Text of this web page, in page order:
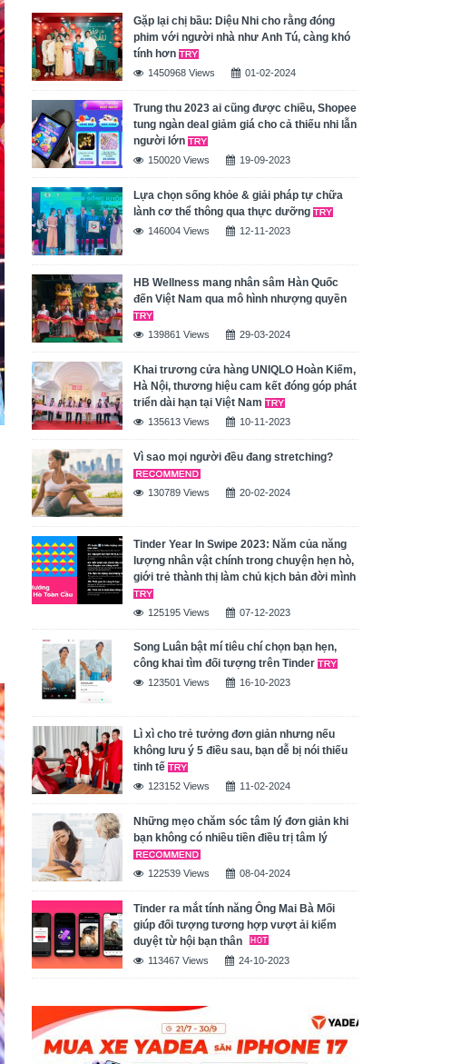
Gặp lại chị bầu: Diệu Nhi cho rằng đóng
phim với người nhà như Anh Tú, càng khó
tính hơn
1450968 Views 01-02-2024
Trung thu 2023 ai cũng được chiều, Shopee
tung ngàn deal giảm giá cho cả thiếu nhi lẫn
người lớn
150020 Views 19-09-2023
Lựa chọn sống khỏe & giải pháp tự chữa
lành cơ thể thông qua thực dưỡng
146004 Views 12-11-2023
HB Wellness mang nhân sâm Hàn Quốc
đến Việt Nam qua mô hình nhượng quyền
139861 Views 29-03-2024
Khai trương cửa hàng UNIQLO Hoàn Kiếm,
Hà Nội, thương hiệu cam kết đóng góp phát
triển dài hạn tại Việt Nam
135613 Views 10-11-2023
Vì sao mọi người đều đang stretching?
130789 Views 20-02-2024
Tinder Year In Swipe 2023: Năm của năng
lượng nhân vật chính trong chuyện hẹn hò,
giới trẻ thành thị làm chủ kịch bản đời mình
125195 Views 07-12-2023
Song Luân bật mí tiêu chí chọn bạn hẹn,
công khai tìm đối tượng trên Tinder
123501 Views 16-10-2023
Lì xì cho trẻ tưởng đơn giản nhưng nếu
không lưu ý 5 điều sau, bạn dễ bị nói thiếu
tinh tế
123152 Views 11-02-2024
Những mẹo chăm sóc tâm lý đơn giản khi
bạn không có nhiều tiền điều trị tâm lý
122539 Views 08-04-2024
Tinder ra mắt tính năng Ông Mai Bà Mối
giúp đối tượng tương hợp vượt ải kiểm
duyệt từ hội bạn thân
113467 Views 24-10-2023